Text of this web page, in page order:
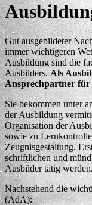
Gut ausgebildeter
immer wichtigeren
Ausbildung sind die
Ausbilders.Als
Ansprechpartner für
Sie bekommen unter
der Ausbildung
Organisation der
sowie zu
Zeugnisgestaltung.
schriftlichen und
Ausbilder tätig
Nachstehend die
(AdA):